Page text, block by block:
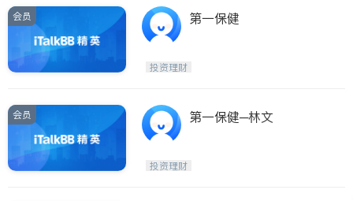
会员 第一保健
投资理财
会员 第一保健─林文
投资理财